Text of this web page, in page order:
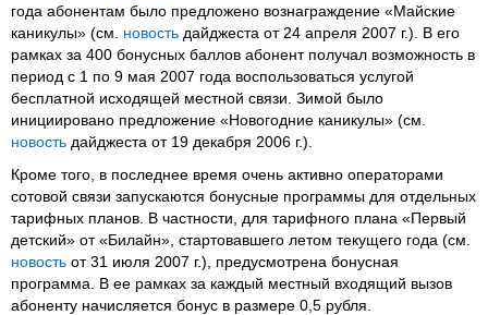
года абонентам было предложено вознаграждение «Майские
каникулы» (см. новость дайджеста от 24 апреля 2007 г.). В его
рамках за 400 бонусных баллов абонент получал возможность в
период с 1 по 9 мая 2007 года воспользоваться услугой
бесплатной исходящей местной связи. Зимой было
инициировано предложение «Новогодние каникулы» (см.
новость дайджеста от 19 декабря 2006 г.).
Кроме того, в последнее время очень активно операторами
сотовой связи запускаются бонусные программы для отдельных
тарифных планов. В частности, для тарифного плана «Первый
детский» от «Билайн», стартовавшего летом текущего года (см.
новость от 31 июля 2007 г.), предусмотрена бонусная
программа. В ее рамках за каждый местный входящий вызов
абоненту начисляется бонус в размере 0,5 рубля.